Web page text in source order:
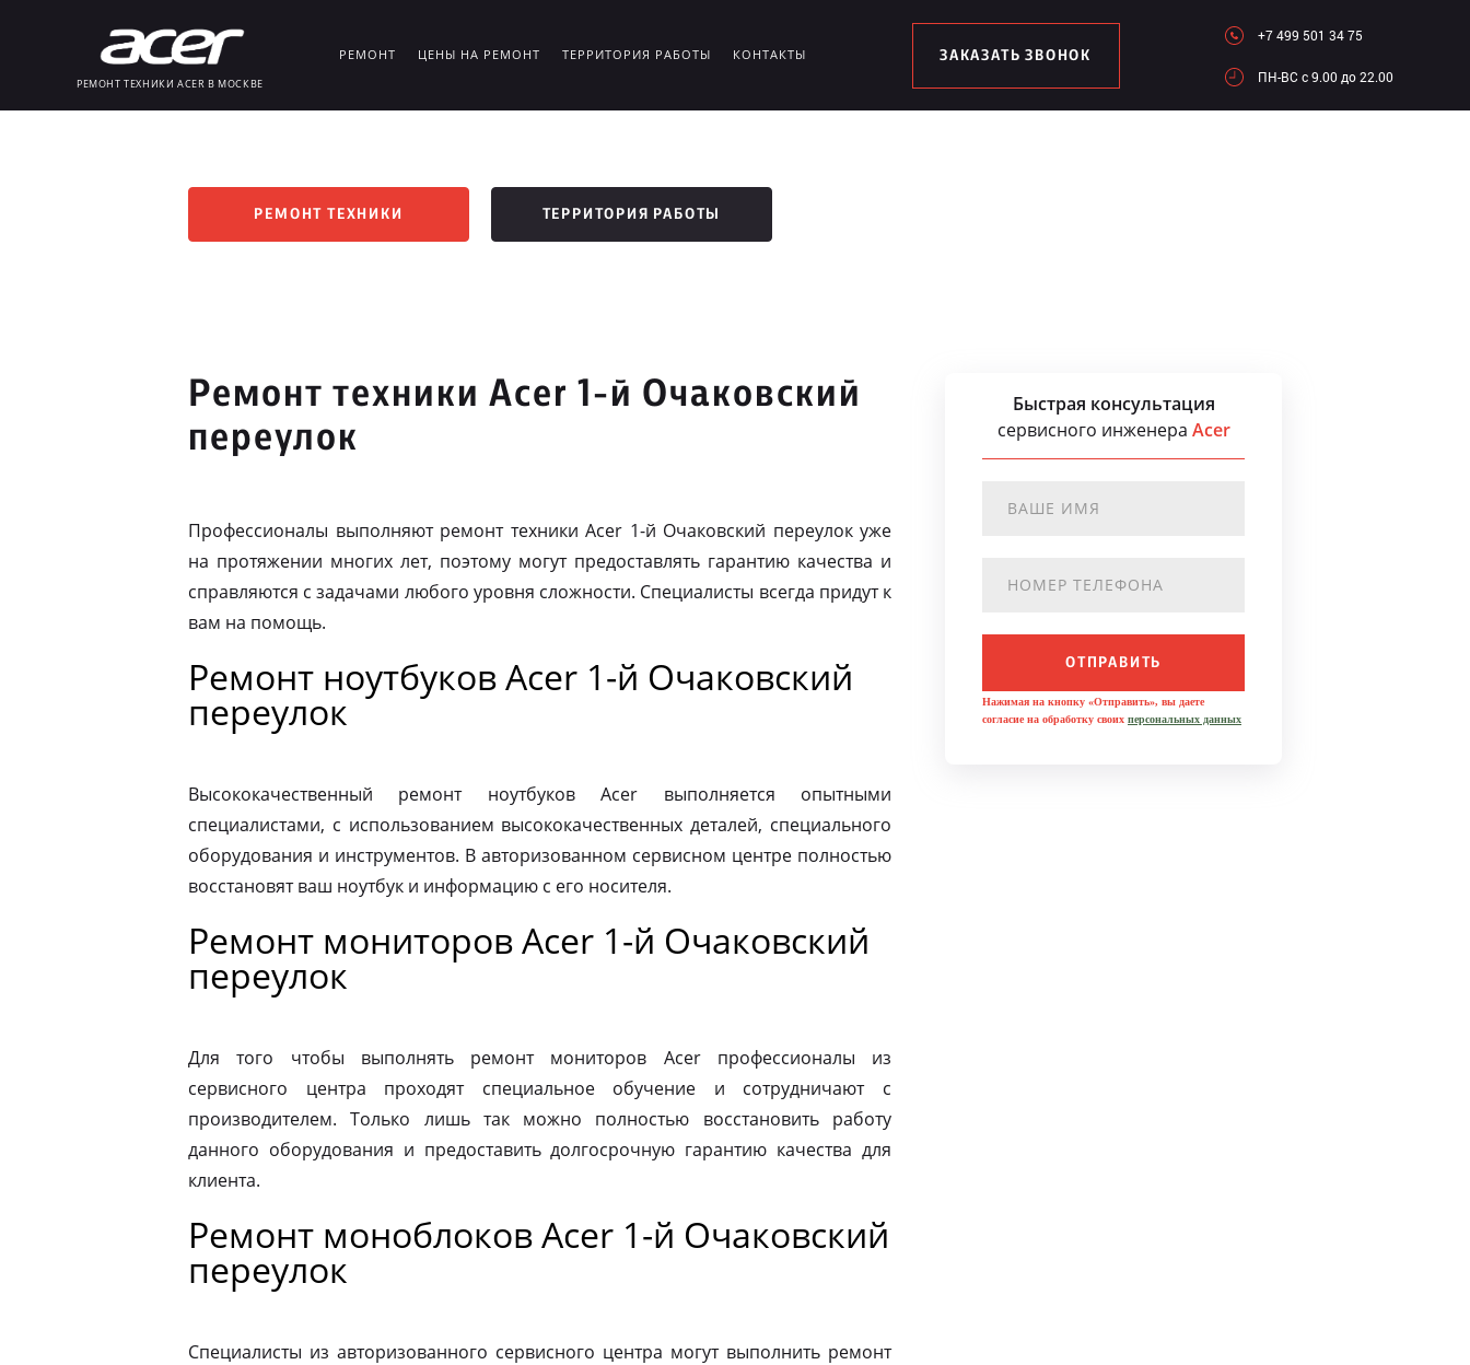
РЕМОНТ ТЕХНИКИ ACER В МОСКВЕ
РЕМОНТ ЦЕНЫ НА РЕМОНТ ТЕРРИТОРИЯ РАБОТЫ КОНТАКТЫ ЗАКАЗАТЬ ЗВОНОК
+7 499 501 34 75
ПН-ВC c 9.00 до 22.00
РЕМОНТ ТЕХНИКИ ТЕРРИТОРИЯ РАБОТЫ
Ремонт техники Acer 1-й Очаковский
переулок
Профессионалы выполняют ремонт техники Acer 1-й Очаковский переулок уже
на протяжении многих лет, поэтому могут предоставлять гарантию качества и
справляются с задачами любого уровня сложности. Специалисты всегда придут к
вам на помощь.
Ремонт ноутбуков Acer 1-й Очаковский
переулок
Высококачественный ремонт ноутбуков Acer выполняется опытными
специалистами, с использованием высококачественных деталей, специального
оборудования и инструментов. В авторизованном сервисном центре полностью
восстановят ваш ноутбук и информацию с его носителя.
Ремонт мониторов Acer 1-й Очаковский
переулок
Для того чтобы выполнять ремонт мониторов Acer профессионалы из
сервисного центра проходят специальное обучение и сотрудничают с
производителем. Только лишь так можно полностью восстановить работу
данного оборудования и предоставить долгосрочную гарантию качества для
клиента.
Ремонт моноблоков Acer 1-й Очаковский
переулок
Специалисты из авторизованного сервисного центра могут выполнить ремонт
Быстрая консультация
сервисного инженера Acer
ОТПРАВИТЬ
Нажимая на кнопку «Отправить», вы даете
согласие на обработку своих персональных данных